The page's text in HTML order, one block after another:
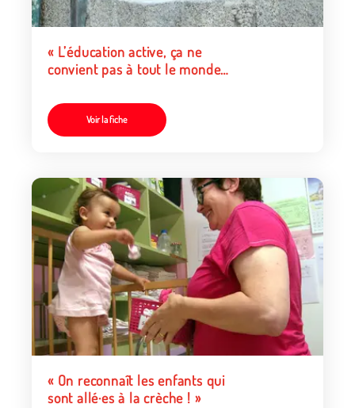
« L’éducation active, ça ne
convient pas à tout le monde
Voir la fiche
« On reconnaît les enfants qui
sont allé·es à la crèche ! »